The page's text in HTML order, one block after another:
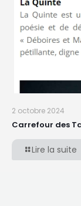
2 octobre 2024
Carrefour des
Lire la suite